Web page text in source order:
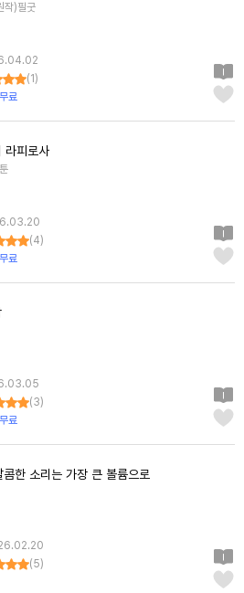
작)필굿
(1 )
료
라피로사
(4)
료
(3)
료
콤한 소리는 가장 큰 볼륨으로
(5)